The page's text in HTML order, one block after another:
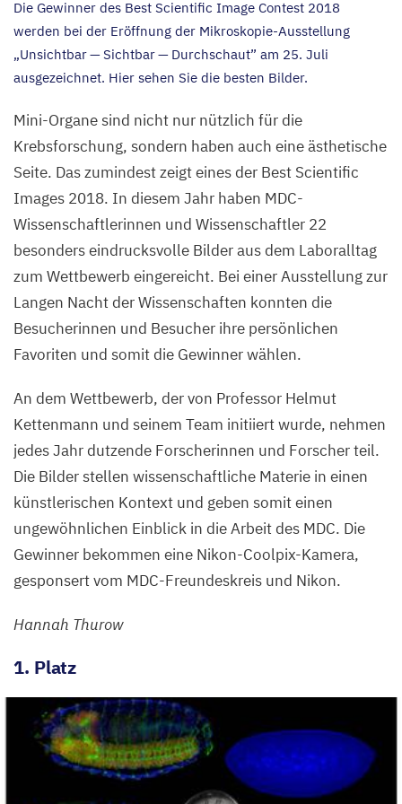
Die Gewinner des Best Scientific Image Contest 2018
werden bei der Eröffnung der Mikroskopie-Ausstellung
„Unsichtbar — Sichtbar — Durchschaut” am 25. Juli
ausgezeichnet. Hier sehen Sie die besten Bilder.
Mini-Organe sind nicht nur nützlich für die
Krebsforschung, sondern haben auch eine ästhetische
Seite. Das zumindest zeigt eines der Best Scientific
Images 2018. In diesem Jahr haben MDC-
Wissenschaftlerinnen und Wissenschaftler 22
besonders eindrucksvolle Bilder aus dem Laboralltag
zum Wettbewerb eingereicht. Bei einer Ausstellung zur
Langen Nacht der Wissenschaften konnten die
Besucherinnen und Besucher ihre persönlichen
Favoriten und somit die Gewinner wählen.
An dem Wettbewerb, der von Professor Helmut
Kettenmann und seinem Team initiiert wurde, nehmen
jedes Jahr dutzende Forscherinnen und Forscher teil.
Die Bilder stellen wissenschaftliche Materie in einen
künstlerischen Kontext und geben somit einen
ungewöhnlichen Einblick in die Arbeit des MDC. Die
Gewinner bekommen eine Nikon-Coolpix-Kamera,
gesponsert vom MDC-Freundeskreis und Nikon.
Hannah Thurow
1. Platz